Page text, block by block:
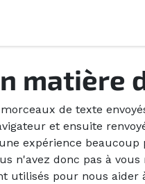
matière
de texte
et ensuite
expérience
n'avez donc pas à
utilisés pour nous